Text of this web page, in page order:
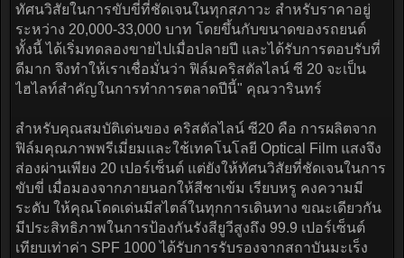
ทัศนวิสัยในการขับขี่ที่ชัดเจนในทุกสภาวะ สำหรับราคาอยู่
ระหว่าง 20,000-33,000 บาท โดยขึ้นกับขนาดของรถยนต์
ทั้งนี้ ได้เริ่มทดลองขายไปเมื่อปลายปี และได้รับการตอบรับที่
ดีมาก จึงทำให้เราเชื่อมั่นว่า ฟิล์มคริสตัลไลน์ ซี 20 จะเป็น
ไฮไลท์สำคัญในการทำการตลาดปีนี้" คุณวารินทร์
สำหรับคุณสมบัติเด่นของ คริสตัลไลน์ ซี20 คือ การผลิตจาก
ฟิล์มคุณภาพพรีเมี่ยมและใช้เทคโนโลยี Optical Film แสงจึง
ส่องผ่านเพียง 20 เปอร์เซ็นต์ แต่ยังให้ทัศนวิสัยที่ชัดเจนในการ
ขับขี่ เมื่อมองจากภายนอกให้สีชาเข้ม เรียบหรู คงความมี
ระดับ ให้คุณโดดเด่นมีสไตล์ในทุกการเดินทาง ขณะเดียวกัน
มีประสิทธิภาพในการป้องกันรังสียูวีสูงถึง 99.9 เปอร์เซ็นต์
เทียบเท่าค่า SPF 1000 ได้รับการรับรองจากสถาบันมะเร็ง